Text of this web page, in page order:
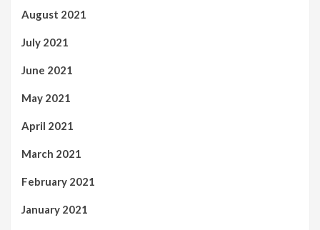
August 2021
July 2021
June 2021
May 2021
April 2021
March 2021
February 2021
January 2021